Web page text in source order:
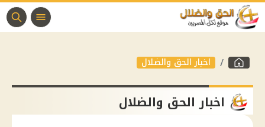
اخبار الحق والضلال
اخبار الحق والضلال